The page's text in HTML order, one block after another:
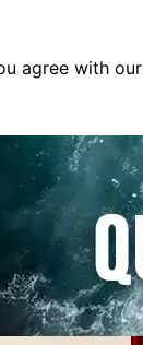
agree with our